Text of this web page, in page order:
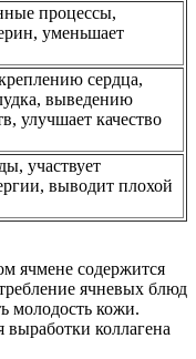
процессы,
уменьшает
сердца,
выведению
улучшает качество
участвует
выводит плохой
ячмене содержится
ячневых блюд
молодость кожи.
коллагена